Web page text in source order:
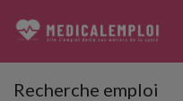
Recherche emploi